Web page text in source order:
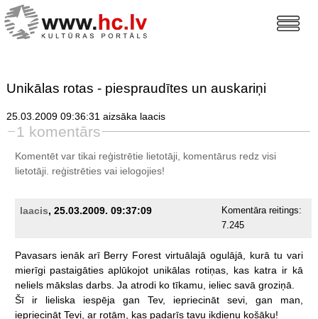
Unikālas rotas - piespraudītes un auskariņi
25.03.2009 09:36:31 aizsāka laacis
1 komentārs
Komentēt var tikai reģistrētie lietotāji, komentārus redz visi
lietotāji. reģistrētiesvai ielogojies!
laacis, 25.03.2009. 09:37:09
Komentāra reitings:
7.245
Pavasars ienāk arī Berry Forest virtuālajā ogulājā, kurā tu vari
mierīgi pastaigāties aplūkojot unikālas rotiņas, kas katra ir kā
neliels mākslas darbs. Ja atrodi ko tīkamu, ieliec savā groziņā.
Šī
ir lieliska iespēja gan Tev, iepriecināt sevi, gan
man,
iepriecināt Tevi, ar rotām, kas padarīs tavu ikdienu košāku!